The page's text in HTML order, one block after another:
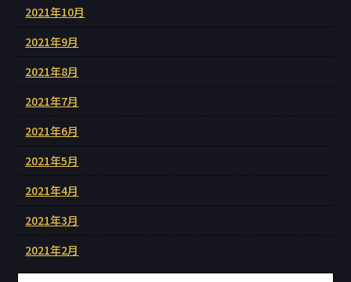
2021年10月
2021年9月
2021年8月
2021年7月
2021年6月
2021年5月
2021年4月
2021年3月
2021年2月